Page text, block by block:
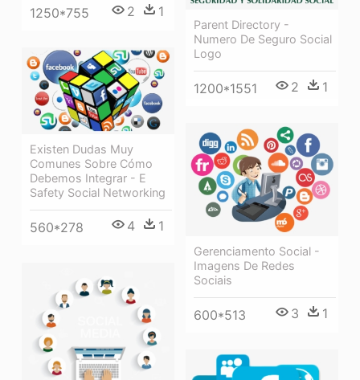
Parent Directory -
Numero De Seguro Social
Logo
1200*1551 2 1
1250*755 2 1
Existen Dudas Muy
Comunes Sobre Cómo
Debemos Integrar - E
Safety Social Networking
560*278 4 1
Gerenciamento Social -
Imagens De Redes
Sociais
600*513 3 1